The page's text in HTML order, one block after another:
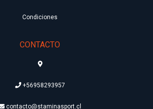
Condiciones
CONTACTO
+56958293957
contacto@staminasport.cl